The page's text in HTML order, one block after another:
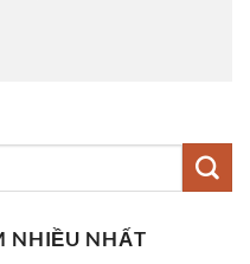
NHIỀU NHẤT